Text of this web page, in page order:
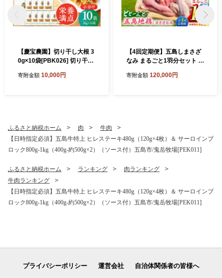
【慶宝農園】切り干し大根 3
0g×10袋[PBK026] 切り干し
こん 小分け 野菜 乾物 乾燥
寄附金額 10,000円
【4回定期便】五島しまさざ
なみ まるごと1羽分セット 冷
なみ農園 [PHH003]
寄附金額 120,000円
ふるさと納税ホーム 肉
牛肉
【日時指定必須】五島牛特上 ヒレステーキ480g（120g×4枚）＆ サーロインブ
ロック800g-1kg（400g-約500g×2）（ソース付）五島市/鬼岳牧場[PEK011]
ふるさと納税ホーム ランキング
肉ランキング
牛肉ランキング
【日時指定必須】五島牛特上 ヒレステーキ480g（120g×4枚）＆ サーロインブ
ロック800g-1kg（400g-約500g×2）（ソース付）五島市/鬼岳牧場[PEK011]
プライバシーポリシー 運営会社 自治体関係者の皆様へ